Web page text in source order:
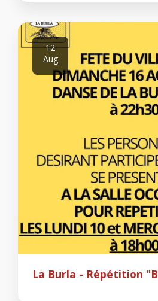
12
Aug
La Burla - Répétition